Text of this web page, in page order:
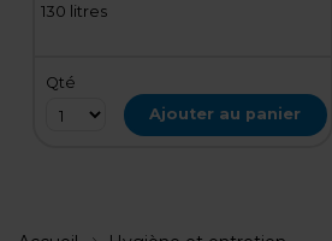
130 litres
Qté
Ajouter au panier